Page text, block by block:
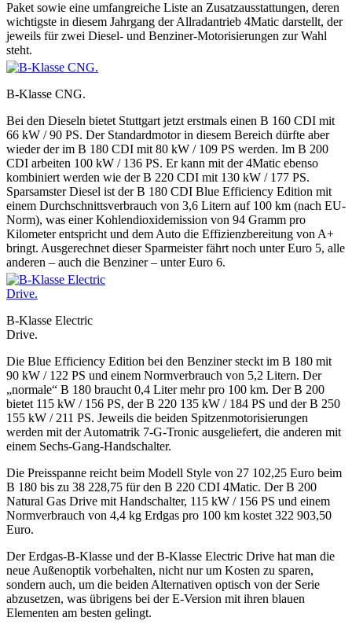
Paket sowie eine umfangreiche Liste an Zusatzausstattungen, deren
wichtigste in diesem Jahrgang der Allradantrieb 4Matic darstellt, der
jeweils für zwei Diesel- und Benziner-Motorisierungen zur Wahl
steht.
B-Klasse CNG.
Bei den Dieseln bietet Stuttgart jetzt erstmals einen B 160 CDI mit
66 kW / 90 PS. Der Standardmotor in diesem Bereich dürfte aber
wieder der im B 180 CDI mit 80 kW / 109 PS werden. Im B 200
CDI arbeiten 100 kW / 136 PS. Er kann mit der 4Matic ebenso
kombiniert werden wie der B 220 CDI mit 130 kW / 177 PS.
Sparsamster Diesel ist der B 180 CDI Blue Efficiency Edition mit
einem Durchschnittsverbrauch von 3,6 Litern auf 100 km (nach EU-
Norm), was einer Kohlendioxidemission von 94 Gramm pro
Kilometer entspricht und dem Auto die Effizienzbereitung von A+
bringt. Ausgerechnet dieser Sparmeister fährt noch unter Euro 5, alle
anderen – auch die Benziner – unter Euro 6.
B-Klasse Electric
Drive.
Die Blue Efficiency Edition bei den Benziner steckt im B 180 mit
90 kW / 122 PS und einem Normverbrauch von 5,2 Litern. Der
„normale“ B 180 braucht 0,4 Liter mehr pro 100 km. Der B 200
bietet 115 kW / 156 PS, der B 220 135 kW / 184 PS und der B 250
155 kW / 211 PS. Jeweils die beiden Spitzenmotorisierungen
werden mit der Automatrik 7-G-Tronic ausgeliefert, die anderen mit
einem Sechs-Gang-Handschalter.
Die Preisspanne reicht beim Modell Style von 27 102,25 Euro beim
B 180 bis zu 38 228,75 für den B 220 CDI 4Matic. Der B 200
Natural Gas Drive mit Handschalter, 115 kW / 156 PS und einem
Normverbrauch von 4,4 kg Erdgas pro 100 km kostet 322 903,50
Euro.
Der Erdgas-B-Klasse und der B-Klasse Electric Drive hat man die
neue Außenoptik vorbehalten, nicht nur um Kosten zu sparen,
sondern auch, um die beiden Alternativen optisch von der Serie
abzusetzen, was übrigens bei der E-Version mit ihren blauen
Elementen am besten gelingt.